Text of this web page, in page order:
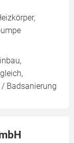
Badsanierung